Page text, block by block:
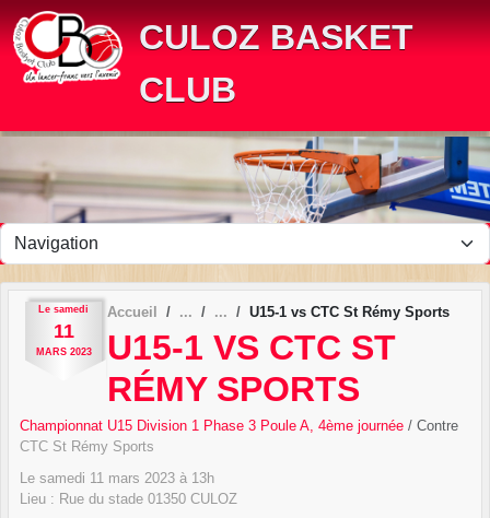
CULOZ BASKET
CLUB
Le samedi
11
MARS 2023
Accueil U15-1 vs CTC St Rémy Sports
U15-1 VS CTC ST
RÉMY SPORTS
Championnat U15 Division 1 Phase 3 Poule A, 4ème journée / Contre
CTC St Rémy Sports
Le samedi 11 mars 2023 à 13h
Lieu : Rue du stade 01350 CULOZ
Panneau de gestion des cookies